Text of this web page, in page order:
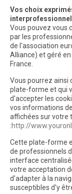
Vos choix
Vous pouvez vous
par les
de l'association
Alliance) et géré
France.
Vous pourrez ainsi
plate-forme et qui
d'accepter les
vos informations
affichées sur votre
:http://
Cette plate-forme
de professionnels
interface
votre acceptation
d'adapter à la
susceptibles d'y